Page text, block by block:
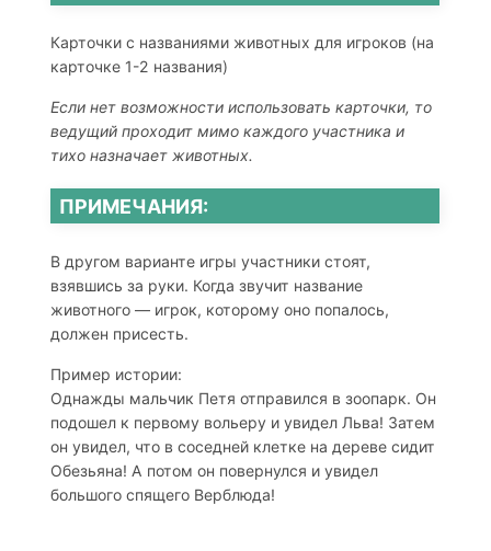
Карточки с названиями животных для игроков (на
карточке 1-2 названия)
Если нет возможности использовать карточки, то
ведущий проходит мимо каждого участника и
тихо назначает животных.
ПРИМЕЧАНИЯ:
В другом варианте игры участники стоят,
взявшись за руки. Когда звучит название
животного — игрок, которому оно попалось,
должен присесть.
Пример истории:
Однажды мальчик Петя отправился в зоопарк. Он
подошел к первому вольеру и увидел Льва! Затем
он увидел, что в соседней клетке на дереве сидит
Обезьяна! А потом он повернулся и увидел
большого спящего Верблюда!